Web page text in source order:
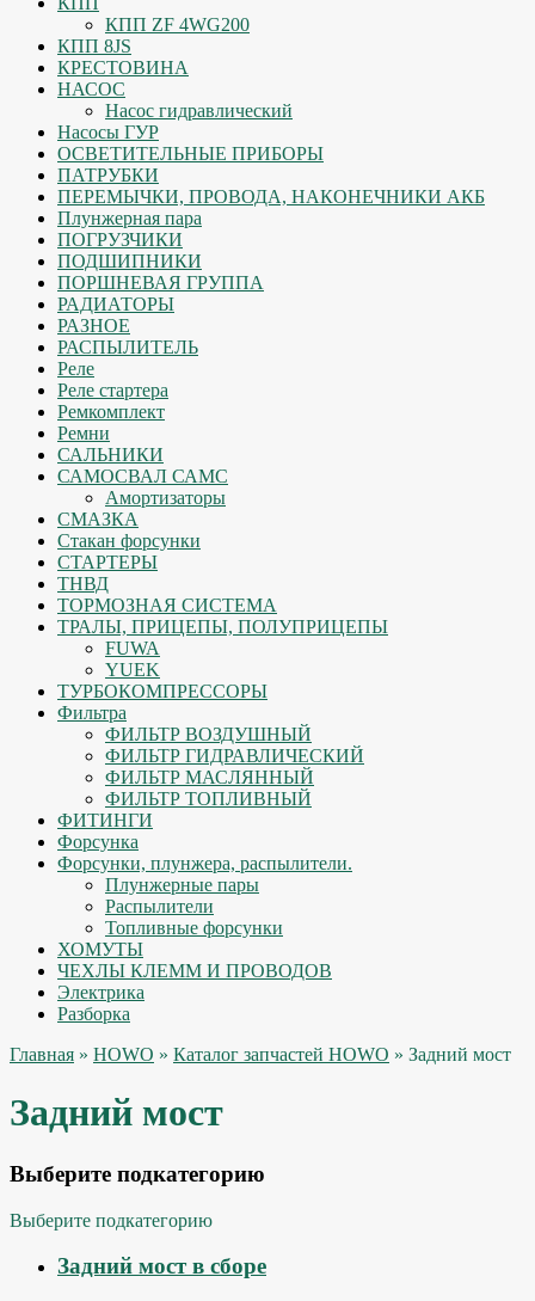
КПП ZF 4WG200
КПП 8JS
КРЕСТОВИНА
НАСОС
Насос гидравлический
Насосы ГУР
ОСВЕТИТЕЛЬНЫЕ ПРИБОРЫ
ПАТРУБКИ
ПЕРЕМЫЧКИ, ПРОВОДА, НАКОНЕЧНИКИ АКБ
Плунжерная пара
ПОГРУЗЧИКИ
ПОДШИПНИКИ
ПОРШНЕВАЯ ГРУППА
РАДИАТОРЫ
РАЗНОЕ
РАСПЫЛИТЕЛЬ
Реле
Реле стартера
Ремкомплект
Ремни
САЛЬНИКИ
САМОСВАЛ САМС
Амортизаторы
СМАЗКА
Стакан форсунки
СТАРТЕРЫ
ТНВД
ТОРМОЗНАЯ СИСТЕМА
ТРАЛЫ, ПРИЦЕПЫ, ПОЛУПРИЦЕПЫ
FUWA
YUEK
ТУРБОКОМПРЕССОРЫ
Фильтра
ФИЛЬТР ВОЗДУШНЫЙ
ФИЛЬТР ГИДРАВЛИЧЕСКИЙ
ФИЛЬТР МАСЛЯННЫЙ
ФИЛЬТР ТОПЛИВНЫЙ
ФИТИНГИ
Форсунка
Форсунки, плунжера, распылители.
Плунжерные пары
Распылители
Топливные форсунки
ХОМУТЫ
ЧЕХЛЫ КЛЕММ И ПРОВОДОВ
Электрика
Разборка
Главная » HOWO » Каталог запчастей HOWO » Задний мост
Задний мост
Выберите подкатегорию
Выберите подкатегорию
Задний мост в сборе